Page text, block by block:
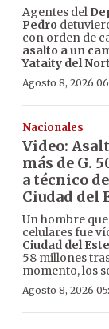
Agentes del
Pedro
con orden de
asalto a un
Yataity del
Agosto 8, 2026
Nacionales
Video:
más de G.
a técnico
Ciudad del
Un hombre
celulares fue
Ciudad del Este
58 millones
momento, los
Agosto 8, 2026